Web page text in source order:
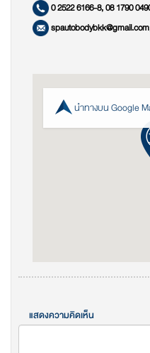
0 2522 6166-8, 08 1790
นำทางบน Google
แสดงความคิดเห็น